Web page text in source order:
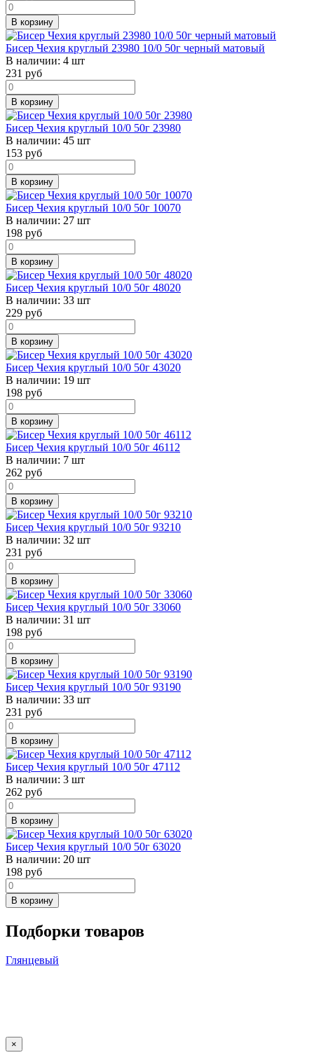
В корзину
Бисер Чехия круглый 23980 10/0 50г черный матовый
В наличии: 4 шт
231 руб
В корзину
Бисер Чехия круглый 10/0 50г 23980
В наличии: 45 шт
153 руб
В корзину
Бисер Чехия круглый 10/0 50г 10070
В наличии: 27 шт
198 руб
В корзину
Бисер Чехия круглый 10/0 50г 48020
В наличии: 33 шт
229 руб
В корзину
Бисер Чехия круглый 10/0 50г 43020
В наличии: 19 шт
198 руб
В корзину
Бисер Чехия круглый 10/0 50г 46112
В наличии: 7 шт
262 руб
В корзину
Бисер Чехия круглый 10/0 50г 93210
В наличии: 32 шт
231 руб
В корзину
Бисер Чехия круглый 10/0 50г 33060
В наличии: 31 шт
198 руб
В корзину
Бисер Чехия круглый 10/0 50г 93190
В наличии: 33 шт
231 руб
В корзину
Бисер Чехия круглый 10/0 50г 47112
В наличии: 3 шт
262 руб
В корзину
Бисер Чехия круглый 10/0 50г 63020
В наличии: 20 шт
198 руб
В корзину
Подборки товаров
Глянцевый
×